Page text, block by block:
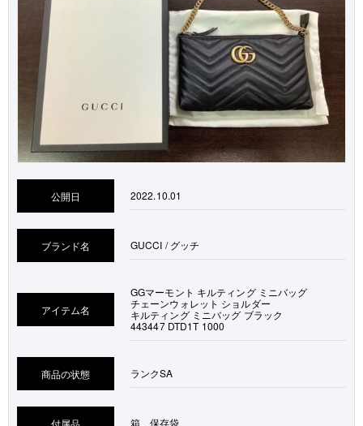
公開日 2022.10.01
ブランド名 GUCCI / グッチ
アイテム名
GGマーモント キルティング ミニバッグ
チェーンウォレット ショルダー
キルティング ミニバッグ ブラック
443447 DTD1T 1000
商品の状態 ランクSA
付属品 箱、保存袋